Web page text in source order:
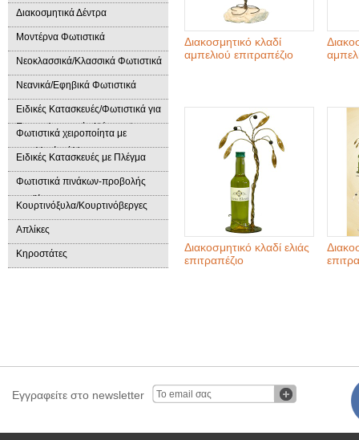
Διακοσμητικά Δέντρα
Μοντέρνα Φωτιστικά
Νεοκλασσικά/Κλασσικά Φωτιστικά
Νεανικά/Εφηβικά Φωτιστικά
Ειδικές Κατασκευές/Φωτιστικά για
Επαγγελματικούς Χώρους/
Παραδοσιακά Φωτιστικά
Φωτιστικά χειροποίητα με
μεταλλικά φύλλα
Ειδικές Κατασκευές με Πλέγμα
Φωτιστικά πινάκων-προβολής
προϊόντων
Κουρτινόξυλα/Κουρτινόβεργες
Απλίκες
Κηροστάτες
Διακοσμητικό κλαδί
αμπελιού επιτραπέζιο
Διακοσμητικό κλαδί ελιάς
επιτραπέζιο
Εγγραφείτε στο newsletter